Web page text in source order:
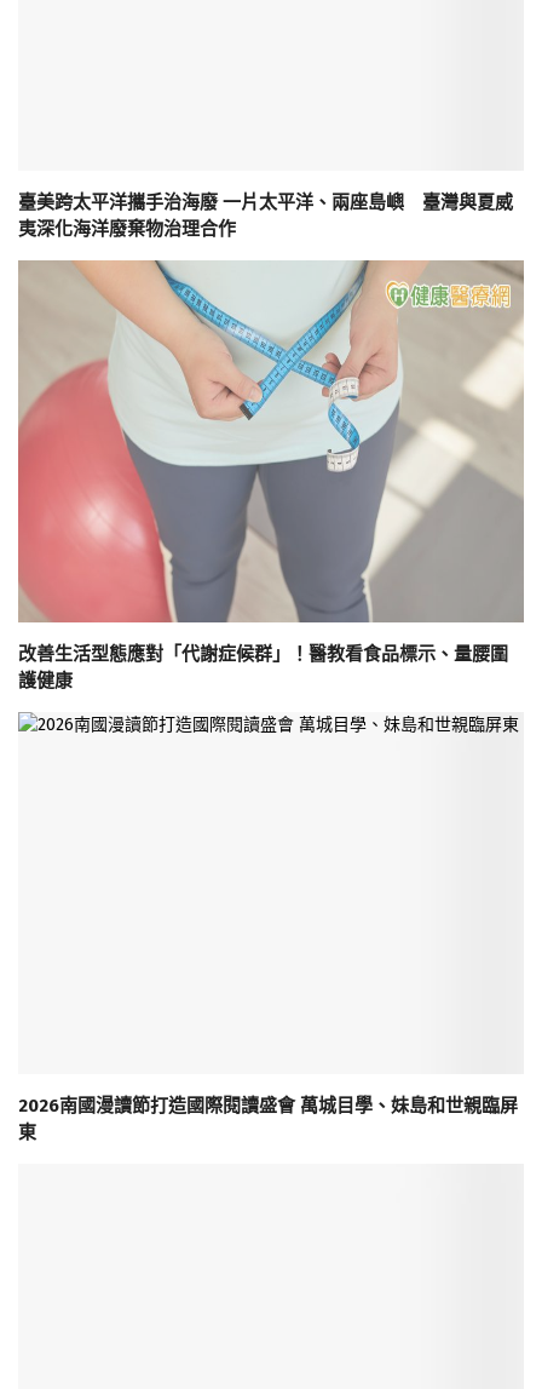
臺美跨太平洋攜手治海廢 一片太平洋、兩座島嶼 臺灣與夏威
夷深化海洋廢棄物治理合作
改善生活型態應對「代謝症候群」！醫教看食品標示、量腰圍
護健康
2026南國漫讀節打造國際閱讀盛會 萬城目學、妹島和世親臨屏
東